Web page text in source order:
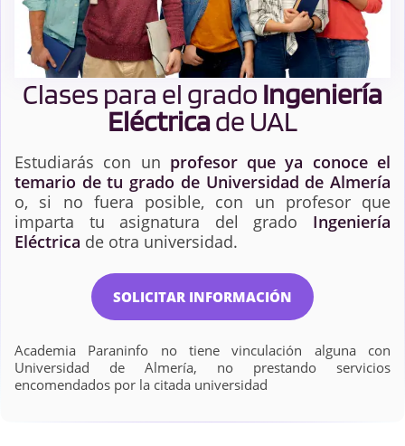
Clases para el grado Ingeniería
Eléctricade UAL
Estudiarás con un profesor que ya conoce el
temario de tu grado de Universidad de Almería
o, si no fuera posible, con un profesor que
imparta tu asignatura del grado Ingeniería
Eléctrica de otra universidad.
SOLICITAR INFORMACIÓN
Academia Paraninfo no tiene vinculación alguna con
Universidad de Almería, no prestando servicios
encomendados por la citada universidad